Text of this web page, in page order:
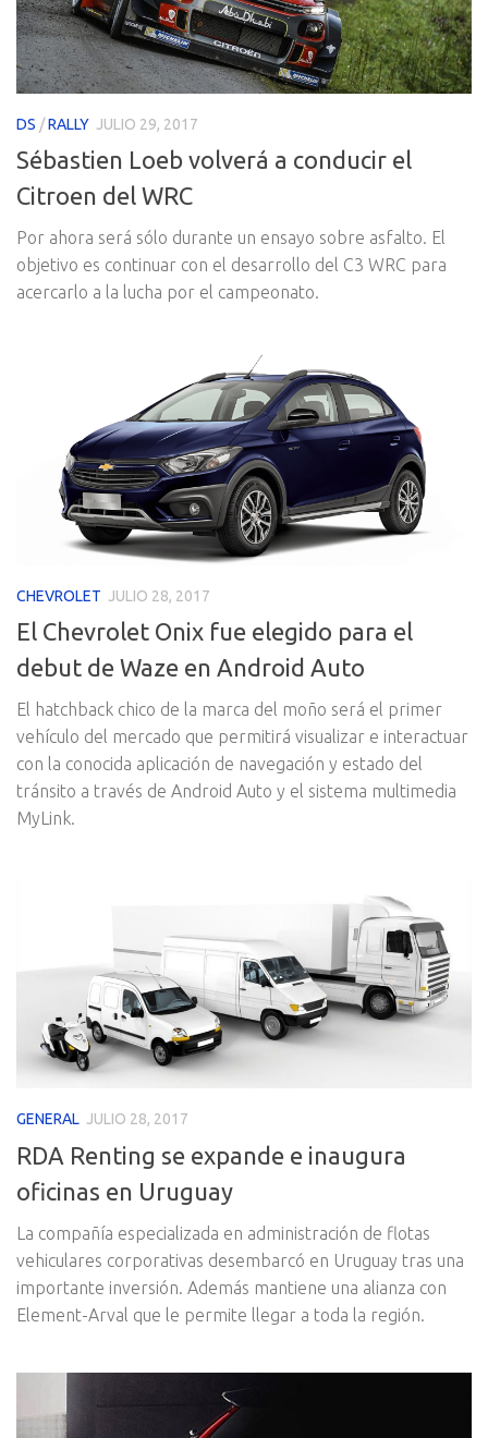
DS /RALLY JULIO 29, 2017
Sébastien Loeb volverá a conducir el
Citroen del WRC
Por ahora será sólo durante un ensayo sobre asfalto. El
objetivo es continuar con el desarrollo del C3 WRC para
acercarlo a la lucha por el campeonato.
CHEVROLET JULIO 28, 2017
El Chevrolet Onix fue elegido para el
debut de Waze en Android Auto
El hatchback chico de la marca del moño será el primer
vehículo del mercado que permitirá visualizar e interactuar
con la conocida aplicación de navegación y estado del
tránsito a través de Android Auto y el sistema multimedia
MyLink.
GENERAL JULIO 28, 2017
RDA Renting se expande e inaugura
oficinas en Uruguay
La compañía especializada en administración de flotas
vehiculares corporativas desembarcó en Uruguay tras una
importante inversión. Además mantiene una alianza con
Element-Arval que le permite llegar a toda la región.